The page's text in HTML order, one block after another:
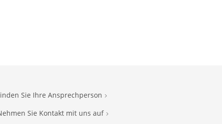
Sie Ihre Ansprechperson
Sie Kontakt mit uns auf